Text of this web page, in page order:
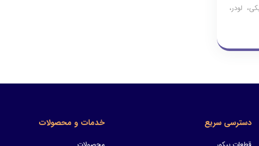
لودر،
دسترسی سریع خدمات و محصولات